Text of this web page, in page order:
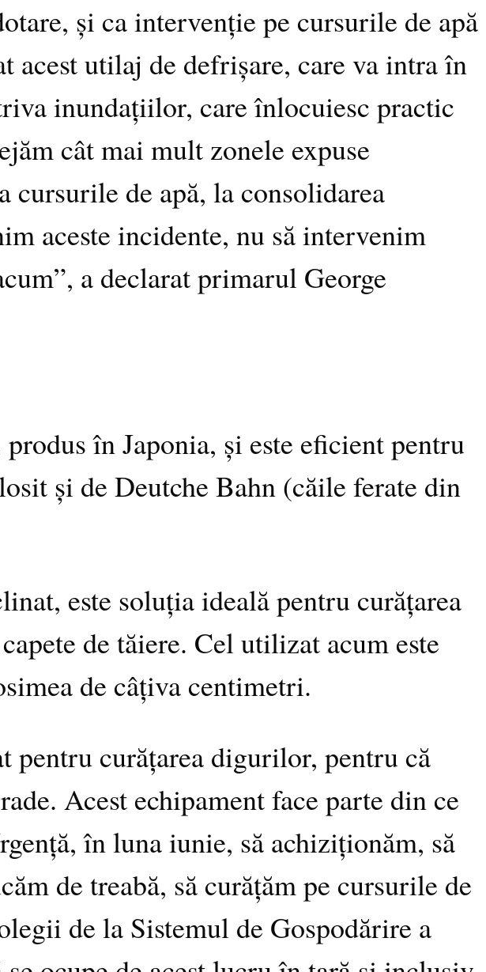
și ca intervenție pe cursurile de apă
utilaj de defrișare, care va intra în
inundațiilor, care înlocuiesc practic
cât mai mult zonele expuse
de apă, la consolidarea
aceste incidente, nu să intervenim
a declarat primarul George
în Japonia, și este eficient pentru
și de Deutche Bahn (căile ferate din
este soluția ideală pentru curățarea
de tăiere. Cel utilizat acum este
de câțiva centimetri.
pentru curățarea digurilor, pentru că
Acest echipament face parte din ce
în luna iunie, să achiziționăm, să
de treabă, să curățăm pe cursurile de
de la Sistemul de Gospodărire a